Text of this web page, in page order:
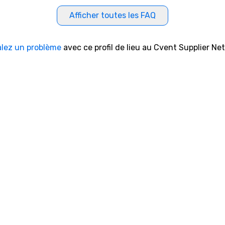
Afficher toutes les FAQ
un problème avec ce profil de lieu au Cvent Supplier